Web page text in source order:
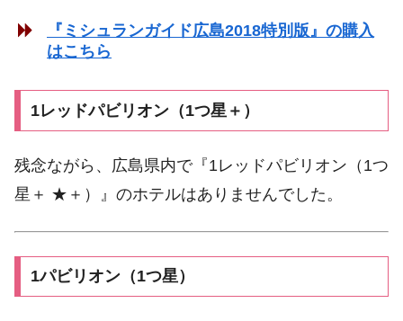
『ミシュランガイド広島2018特別版』の購入
はこちら
1レッドパビリオン（1つ星＋）
残念ながら、広島県内で『1レッドパビリオン（1つ
星＋ ★＋）』のホテルはありませんでした。
1パビリオン（1つ星）